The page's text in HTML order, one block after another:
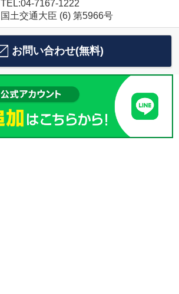
TEL:04-7167-1222
国土交通大臣 (6) 第5966号
お問い合わせ(無料)